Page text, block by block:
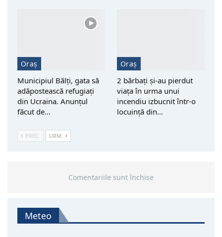
Oraș
Municipiul Bălți, gata să
adăpostească refugiați
din Ucraina. Anunțul
făcut de…
Oraș
2 bărbați și-au pierdut
viața în urma unui
incendiu izbucnit într-o
locuință din…
PREC. URM.
Comentariile sunt închise
Meteo